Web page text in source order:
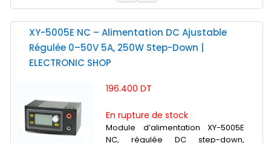
XY-5005E NC – Alimentation DC Ajustable
Régulée 0–50V 5A, 250W Step-Down |
ELECTRONIC SHOP
196.400 DT
En rupture de stock
Module d’alimentation XY-5005E
NC, régulée DC step-down,